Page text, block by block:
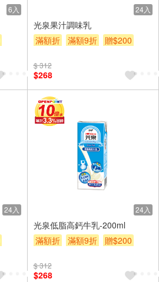
6入 24入
光泉果汁調味乳
滿額折
滿額9折 贈$200
$ 312
$268
24入 24入
光泉低脂高鈣牛乳-200ml
滿額折
滿額9折 贈$200
$ 312
$268